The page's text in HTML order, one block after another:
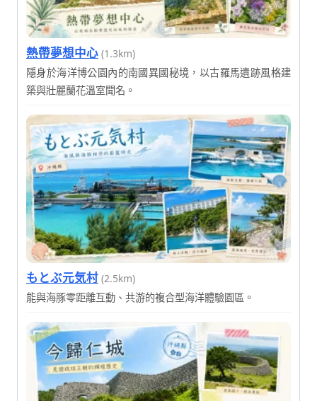
熱帶夢想中心 (1.3km)
隱身於海洋博公園內的南國異國秘境，以古羅馬遺跡風格建
築與壯麗蘭花溫室聞名。
もとぶ元気村 (2.5km)
能與海豚零距離互動、共游的複合型海洋體驗園區。